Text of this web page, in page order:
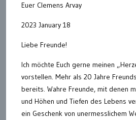
Euer Clemens Arvay
2023 January 18
Liebe Freunde!
Ich möchte Euch gerne meinen
vorstellen. Mehr als 20 Jahre
bereits. Wahre Freunde, mit denen
und Höhen und Tiefen des Lebens
ein Geschenk von unermesslichem